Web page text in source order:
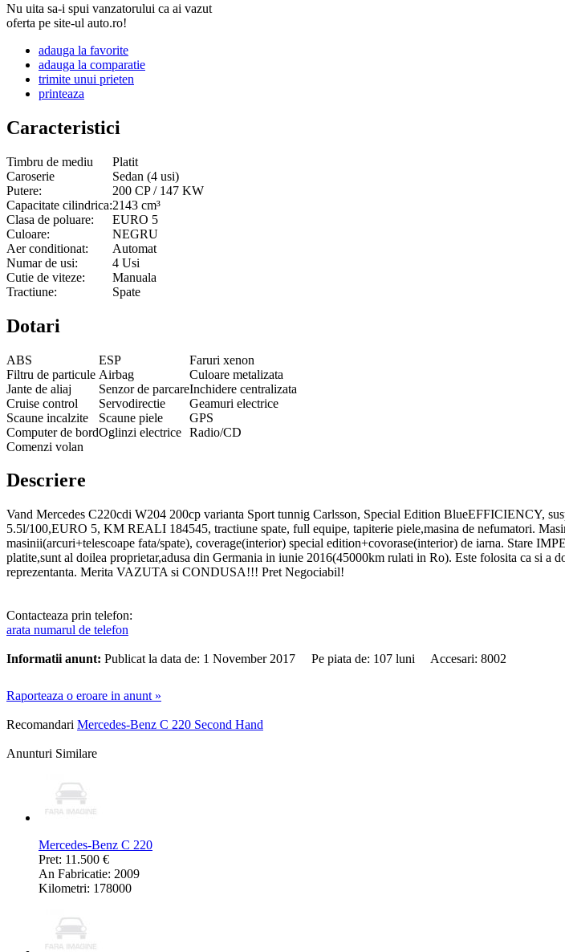
Nu uita sa-i spui vanzatorului ca ai vazut
oferta pe site-ul auto.ro!
adauga la favorite
adauga la comparatie
trimite unui prieten
printeaza
Caracteristici
Timbru de mediu
Platit
Caroserie
Sedan (4 usi)
Putere:
200 CP / 147 KW
Capacitate cilindrica:2143 cm³
Clasa de poluare:
EURO 5
Culoare:
NEGRU
Aer conditionat:
Automat
Numar de usi:
4 Usi
Cutie de viteze:
Manuala
Tractiune:
Spate
Dotari
ABS ESP
Faruri xenon
Filtru de particule Airbag
Culoare metalizata
Jante de aliaj
Senzor de parcareInchidere centralizata
Cruise control
Servodirectie
Geamuri electrice
Scaune incalzite
Scaune piele
GPS
Computer de bordOglinzi electrice Radio/CD
Comenzi volan
Descriere
Vand Mercedes C220cdi W204 200cp varianta Sport tunnig Carlsson, Special Edition BlueEFFICIENCY,
5.5l/100,EURO 5, KM REALI 184545, tractiune spate, full equipe, tapiterie piele,masina de nefumatori.
masinii(arcuri+telescoape fata/spate), coverage(interior) special edition+covorase(interior) de iarna. Stare
platite,sunt al doilea proprietar,adusa din Germania in iunie 2016(45000km rulati in Ro). Este folosita ca si a
reprezentanta. Merita VAZUTA si CONDUSA!!! Pret Negociabil!
Contacteaza prin telefon:
arata numarul de telefon
Informatii anunt: Publicat la data de: 1 November 2017 Pe piata de: 107 luni Accesari: 8002
Raporteaza o eroare in anunt »
Recomandari Mercedes-Benz C 220 Second Hand
Anunturi Similare
Mercedes-Benz C 220
Pret: 11.500 €
An Fabricatie: 2009
Kilometri: 178000